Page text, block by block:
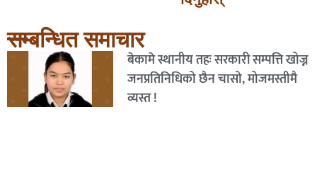
सम्बन्धित समाचार
बेकामे स्थानीय तहः सरकारी सम्पत्ति खोज्न
जनप्रतिनिधिको छैन चासो, मोजमस्तीमै
व्यस्त !